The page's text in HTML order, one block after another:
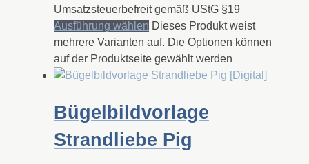
Umsatzsteuerbefreit gemäß UStG §19
Ausführung wählen Dieses Produkt weist
mehrere Varianten auf. Die Optionen können
auf der Produktseite gewählt werden
Bügelbildvorlage
Strandliebe Pig